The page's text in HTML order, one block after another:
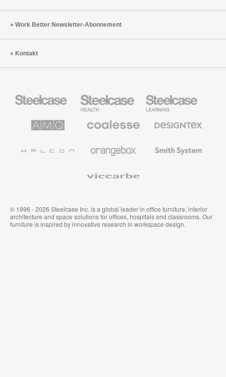
Work Better Newsletter-Abonnement
Kontakt
Büromöbel
Health
Education
Möbel
Solutions
Büromöbel
Textilien
System
© 1996 - 2026 Steelcase Inc. is a global leader in office furniture, interior
architecture and space solutions for offices, hospitals and classrooms. Our
furniture is inspired by innovative research in workspace design.